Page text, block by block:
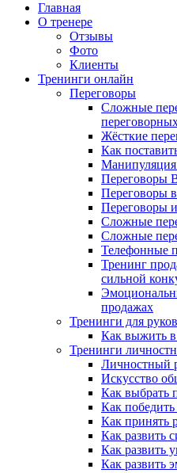
Главная
О тренере
Отзывы
Фото
Клиенты
Тренинги онлайн
Переговоры
Сложные
Жёсткие
Как
Манипуляция
Переговоры
Переговоры
Переговоры
Сложные
Сложные
Телефонные
Тренинг
сильной
продажах
Тренинги для
Как выжить в
Тренинги
Личностный
Искусство
Как выбрать
Как победить
Как принять
Как развить
Как развить
Как развить